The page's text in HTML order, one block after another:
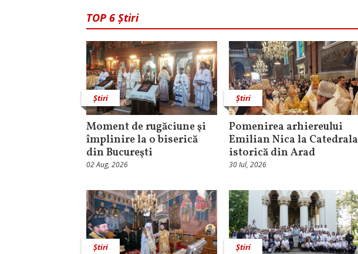
TOP 6 Știri
Știri
Moment de rugăciune şi
împlinire la o biserică
din Bucureşti
02 Aug, 2026
Știri
Pomenirea arhiereului
Emilian Nica la Catedrala
istorică din Arad
30 Iul, 2026
Știri Știri